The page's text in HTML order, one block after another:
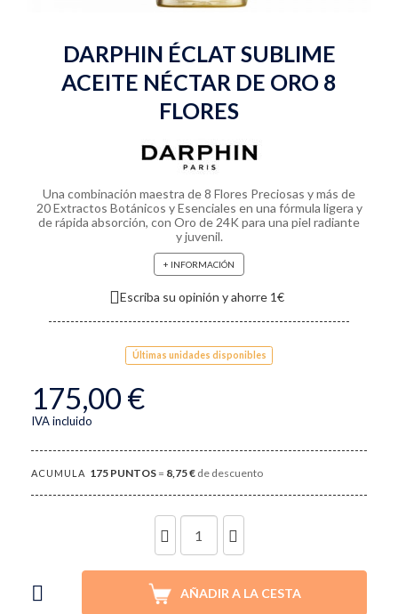
DARPHIN ÉCLAT SUBLIME
ACEITE NÉCTAR DE ORO 8
FLORES
Una combinación maestra de 8 Flores Preciosas y más de
20 Extractos Botánicos y Esenciales en una fórmula ligera y
de rápida absorción, con Oro de 24K para una piel radiante
y juvenil.
+ INFORMACIÓN
Escriba su opinión y ahorre 1€
Últimas unidades disponibles
175,00 €
IVA incluido
ACUMULA 175 PUNTOS = 8,75 € de descuento
UNIDADES
AÑADIR A LA CESTA